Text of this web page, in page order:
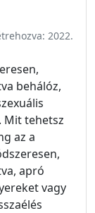
2022.
behálóz,
Mit tehetsz
az a
apró
vagy